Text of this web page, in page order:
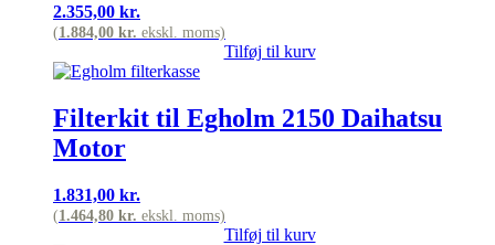
2.355,00 kr.
(1.884,00 kr. ekskl. moms)
Tilføj til kurv
Filterkit til Egholm 2150 Daihatsu
Motor
1.831,00 kr.
(1.464,80 kr. ekskl. moms)
Tilføj til kurv